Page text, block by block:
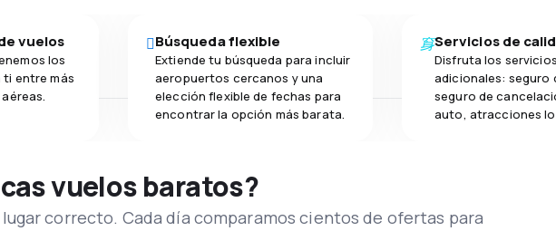
vuelos
los
ti entre más
Búsqueda flexible
Extiende tu búsqueda para incluir
aeropuertos cercanos y una
elección flexible de fechas para
encontrar la opción más barata.
Servicios de
Disfruta los servicios
adicionales: seguro
seguro de
auto, atracciones
vuelos baratos?
correcto. Cada día comparamos cientos de ofertas para